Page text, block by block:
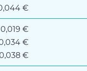
€
0,019 €
€
€